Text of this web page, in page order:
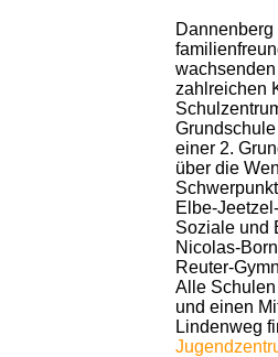
zahlreichen
einer 2.
über die
Elbe-
Soziale und
Nicolas-
Reuter-
Alle
und einen
Lindenweg